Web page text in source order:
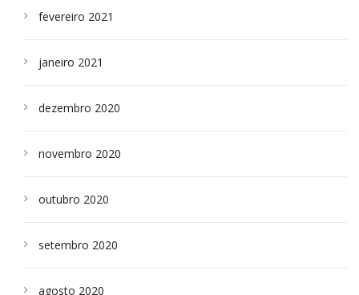
fevereiro 2021
janeiro 2021
dezembro 2020
novembro 2020
outubro 2020
setembro 2020
agosto 2020